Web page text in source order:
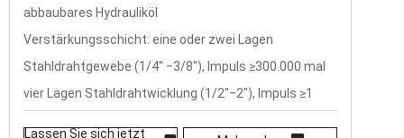
abbaubares Hydrauliköl
Verstärkungsschicht: eine oder zwei Lagen
Stahldrahtgewebe (1/4" ‒3/8"), Impuls ≥300.000 mal
vier Lagen Stahldrahtwicklung (1/2"‒2"), Impuls ≥1
Lassen Sie sich jetzt